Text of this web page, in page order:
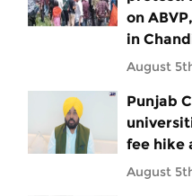
on
in
August
Punjab
fee hike
August